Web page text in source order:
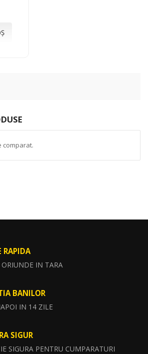
comparat.
RAPIDA
ORIUNDE IN TARA
BANILOR
IN 14 ZILE
SIGUR
SIGURA PENTRU CUMPARATURI